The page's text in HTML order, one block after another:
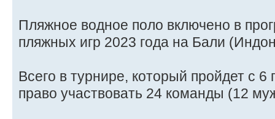
Пляжное водное поло включено в
пляжных игр 2023 года на Бали
Всего в турнире, который пройдет с 6
право участвовать 24 команды (12